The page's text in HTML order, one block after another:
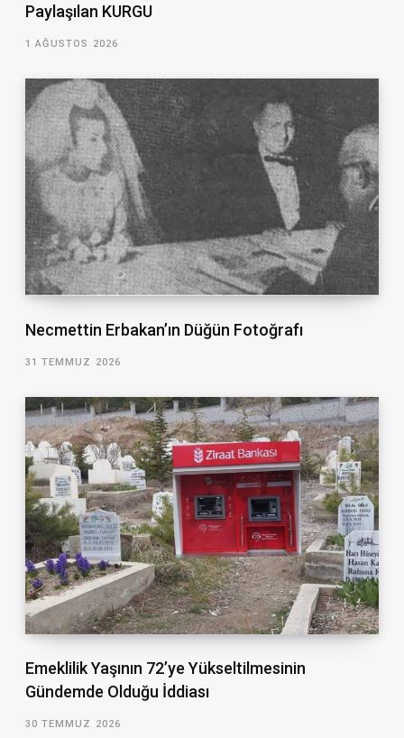
Paylaşılan KURGU
1 AĞUSTOS 2026
Necmettin Erbakan’ın Düğün Fotoğrafı
31 TEMMUZ 2026
Emeklilik Yaşının 72’ye Yükseltilmesinin
Gündemde Olduğu İddiası
30 TEMMUZ 2026